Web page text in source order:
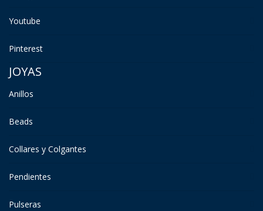
Youtube
Pinterest
JOYAS
Anillos
Beads
Collares y Colgantes
Pendientes
Pulseras